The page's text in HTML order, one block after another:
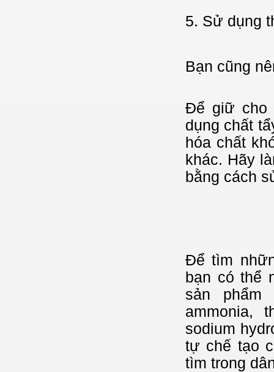
5. Sử dụng
Bạn cũng
Để giữ cho
dụng chất
hóa chất
khác. Hãy
bằng cách
Để tìm
bạn có thể
sản phẩm
ammonia,
sodium
tự chế tạo
tìm trong